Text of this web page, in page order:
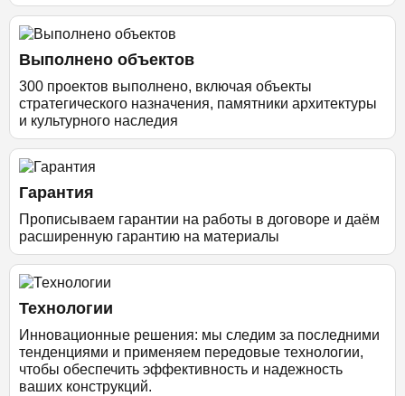
Выполнено объектов
300 проектов выполнено, включая объекты
стратегического назначения, памятники архитектуры
и культурного наследия
Гарантия
Прописываем гарантии на работы в договоре и даём
расширенную гарантию на материалы
Технологии
Инновационные решения: мы следим за последними
тенденциями и применяем передовые технологии,
чтобы обеспечить эффективность и надежность
ваших конструкций.